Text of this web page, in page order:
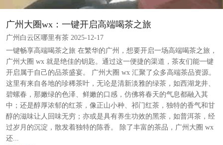
广州大圈wx：一键开启高端喝茶之旅
广州白云区哪里有茶 2025-12-17
一键畅享高端喝茶之旅 在繁华的广州，想要开启一场高端喝茶之旅，
广州大圈 wx 就是绝佳的钥匙。通过这一便捷的渠道，茶友们能一键
开启属于自己的品茶盛宴。 广州大圈 wx 汇聚了众多高端茶品资源。
这里有来自各地的珍稀茶叶，无论是清新淡雅的绿茶，如西湖龙井、
碧螺春，那嫩绿的色泽、鲜嫩的口感，仿佛将春天的气息都融入其
中；还是醇厚浓郁的红茶，像正山小种、祁门红茶，独特的香气和甘
醇的滋味让人回味无穷；亦或是具有养生功效的黑茶，如普洱茶，经
过岁月的沉淀，散发着独特的陈香。 除了丰富的茶品，广州大圈 wx
还...